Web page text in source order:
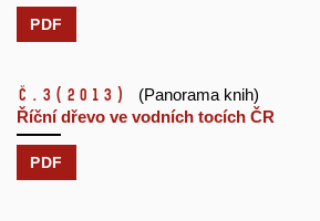
PDF
č.3 (2013)
(Panorama knih)
Říční dřevo ve vodních tocích ČR
PDF